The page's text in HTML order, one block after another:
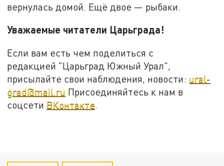
вернулась домой. Ещё двое — рыбаки.
Уважаемые читатели Царьграда!
Если вам есть чем поделиться с
редакцией "Царьград Южный Урал",
присылайте свои наблюдения, новости: ural-
grad@mail.ru Присоединяйтесь к нам в
соцсети ВКонтакте.